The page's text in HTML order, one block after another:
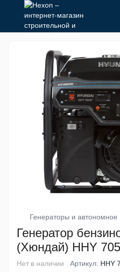
Генераторы и автономное
Генератор
(Хюндай) HHY
Нет в наличии Артикул: HHY